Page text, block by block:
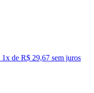
1x de R$ 29,67 sem juros